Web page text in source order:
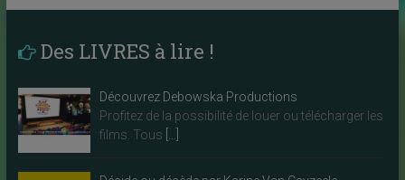
Des LIVRES à lire !
Découvrez Debowska Productions
Profitez de la possibilité de louer ou télécharger les
films. Tous